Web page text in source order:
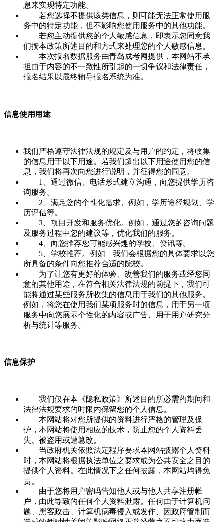
息来实现特定功能。
若您选择不提供该类信息，则可能无法正常使用服
务中的特定功能，但不影响您使用服务中的其他功能。
若您主动提供您的个人敏感信息，即表示您同意我
们按本政策所述目的和方式来处理您的个人敏感信息。
本次报名数据服务由青岛成考网提供，本网站不承
担由于内容的不一致性所引起的一切争议和法律责任，
报名结果以最终辅导报名系统为准。
信息使用用途
我们严格遵守法律法规的规定及与用户的约定，将收集
的信息用于以下用途。若我们超出以下用途使用您的信
息，我们将再次向您进行说明，并征得您的同意。
1、通过微信、电话形式建立沟通，向您提供学历咨
询服务。
2、满足您的个性化需求。例如，学历途径规划、学
历评估等。
3、项目开发和服务优化。例如，通过您的咨询问题
及服务过程中您的建议等，优化我们的服务。
4、向您推荐您可能感兴趣的学校、资讯等。
5、学校推荐。例如，我们会根据您的具体要求以您
所具备的条件向您推荐合适的院校。
为了让您有更好的体验、改善我们的服务或经您同
意的其他用途，在符合相关法律法规的前提下，我们可
能将通过某些服务所收集的信息用于我们的其他服务。
例如，将您在使用我们某项服务时的信息，用于另一项
服务中向您展示个性化的内容或广告、用于用户研究分
析与统计等服务。
信息保护
我们仅在本《隐私政策》所述目的所必需的期间和
法律法规要求的时限内保留您的个人信息。
本网站将对您所提供的资料进行严格的管理及保
护，本网站将使用相应的技术，防止您的个人资料丢
失、被盗用或遭篡改。
当政府机关依照法定程序要求本网站披露个人资料
时，本网站将根据执法单位之要求或为公共安全之目的
提供个人资料。在此情况下之任何披露，本网站均得免
责。
由于您将用户密码告知他人或与他人共享注册帐
户，由此导致的任何个人资料泄露。任何由于计算机问
题、黑客政击、计算机病毒侵入或发作、因政府管制而